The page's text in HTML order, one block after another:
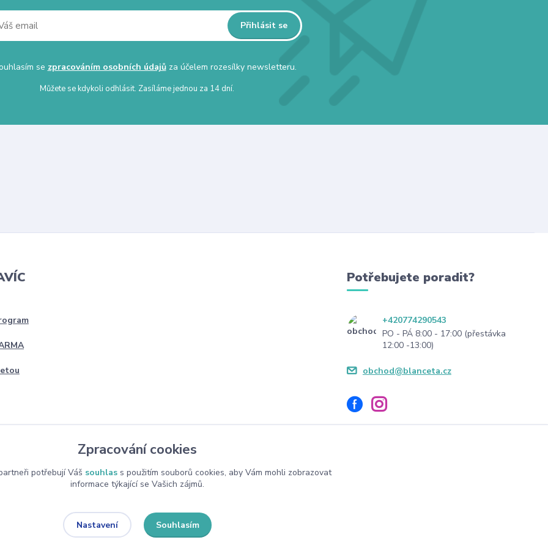
Přihlásit se
se zpracováním osobních údajůza účelem rozesílky newsletteru.
Můžete se kdykoli odhlásit. Zasíláme jednou za 14 dní.
Potřebujete poradit?
+420774290543
PO - PÁ 8:00 - 17:00 (přestávka
12:00 -13:00)
obchod@blanceta.cz
Zpracování cookies
potřebují Váš souhlass použitím souborů cookies, aby Vám mohli zobrazovat
informace týkající se Vašich zájmů.
Nastavení Souhlasím